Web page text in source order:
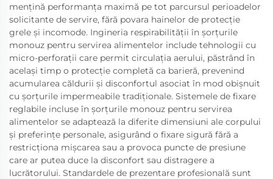
mențină performanța maximă pe tot parcursul perioadelor
solicitante de servire, fără povara hainelor de protecție
grele și incomode. Ingineria respirabilității în șorțurile
monouz pentru servirea alimentelor include tehnologii cu
micro-perforații care permit circulația aerului, păstrând în
același timp o protecție completă ca barieră, prevenind
acumularea căldurii și disconfortul asociat în mod obișnuit
cu șorțurile impermeabile tradiționale. Sistemele de fixare
reglabile incluse în șorțurile monouz pentru servirea
alimentelor se adaptează la diferite dimensiuni ale corpului
și preferințe personale, asigurând o fixare sigură fără a
restricționa mișcarea sau a provoca puncte de presiune
care ar putea duce la disconfort sau distragere a
lucrătorului. Standardele de prezentare profesională sunt